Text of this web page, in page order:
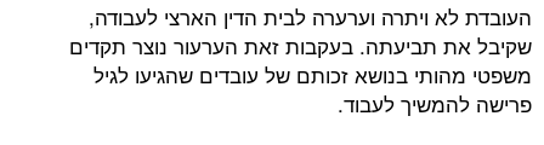
העובדת לא ויתרה וערערה לבית הדין הארצי לעבודה,
שקיבל את תביעתה. בעקבות זאת הערעור נוצר תקדים
משפטי מהותי בנושא זכותם של עובדים שהגיעו לגיל
פרישה להמשיך לעבוד.